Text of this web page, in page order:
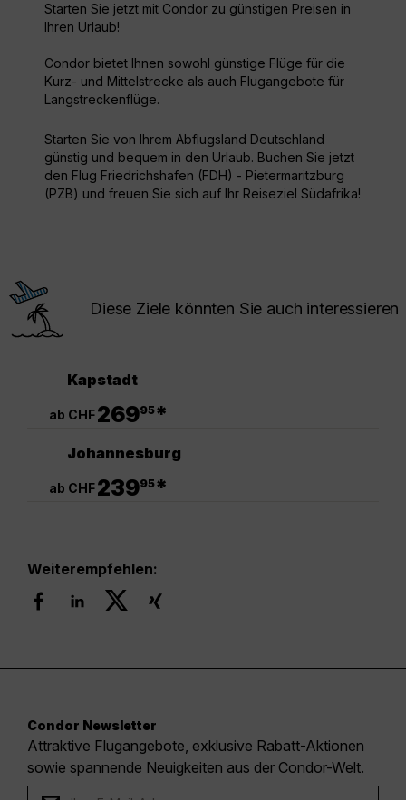
Starten Sie jetzt mit Condor zu günstigen Preisen in
Ihren Urlaub!
Condor bietet Ihnen sowohl günstige Flüge für die
Kurz- und Mittelstrecke als auch Flugangebote für
Langstreckenflüge.
Starten Sie von Ihrem Abflugsland Deutschland
günstig und bequem in den Urlaub. Buchen Sie jetzt
den Flug Friedrichshafen (FDH) - Pietermaritzburg
(PZB) und freuen Sie sich auf Ihr Reiseziel Südafrika!
Diese Ziele könnten Sie auch interessieren
Kapstadt
ab CHF26995*
Johannesburg
ab CHF23995*
Weiterempfehlen:
Condor Newsletter
Attraktive Flugangebote, exklusive Rabatt-Aktionen
sowie spannende Neuigkeiten aus der Condor-Welt.